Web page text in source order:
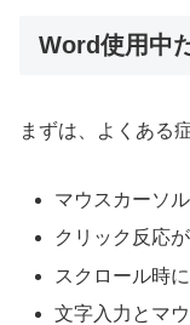
Word使用中
まずは、よくある
マウスカーソ
クリック反応
スクロール時
文字入力とマ